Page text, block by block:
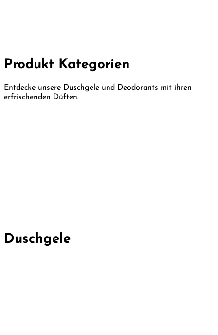
Produkt Kategorien
Entdecke unsere Duschgele und Deodorants mit ihren
erfrischenden Düften.
Duschgele